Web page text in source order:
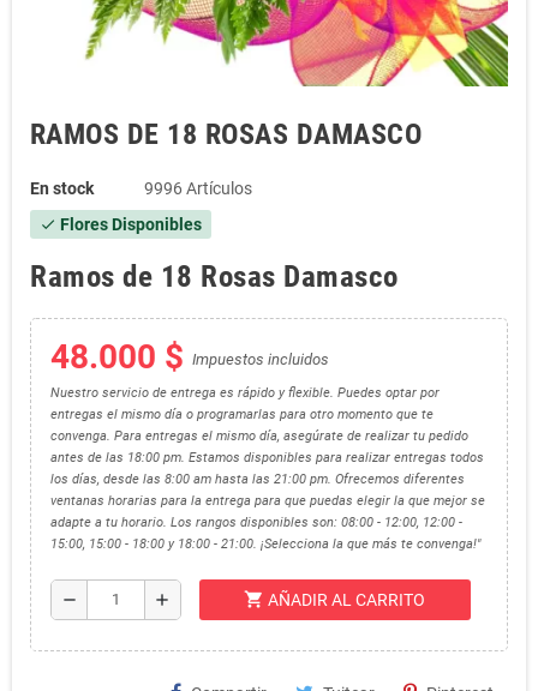
RAMOS DE 18 ROSAS DAMASCO
En stock 9996 Artículos
check Flores Disponibles
Ramos de 18 Rosas Damasco
48.000 $ Impuestos incluidos
Nuestro servicio de entrega es rápido y flexible. Puedes optar por
entregas el mismo día o programarlas para otro momento que te
convenga. Para entregas el mismo día, asegúrate de realizar tu pedido
antes de las 18:00 pm. Estamos disponibles para realizar entregas todos
los días, desde las 8:00 am hasta las 21:00 pm. Ofrecemos diferentes
ventanas horarias para la entrega para que puedas elegir la que mejor se
adapte a tu horario. Los rangos disponibles son: 08:00 - 12:00, 12:00 -
15:00, 15:00 - 18:00 y 18:00 - 21:00. ¡Selecciona la que más te convenga!"
remove add shopping_cart AÑADIR AL CARRITO